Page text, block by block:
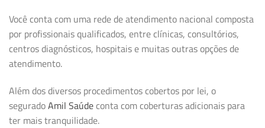
Você conta com uma rede de atendimento nacional composta
por profissionais qualificados, entre clínicas, consultórios,
centros diagnósticos, hospitais e muitas outras opções de
atendimento.
Além dos diversos procedimentos cobertos por lei, o
seguradoAmil Saúde conta com coberturas adicionais para
ter mais tranquilidade.